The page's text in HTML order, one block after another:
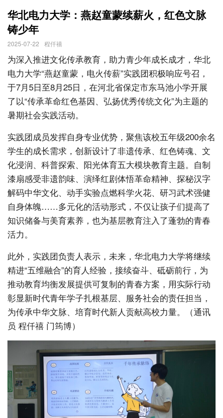
华北电力大学：燕赵童蒙续薪火，红色文脉
铸少年
2025-07-22 程仟禧
为深入推进文化传承教育，助力青少年成长成才，华北
电力大学“燕赵童蒙，电火传薪”实践团积极响应号召，
于7月5日至8月25日，在河北省保定市东马池小学开展
了以“传承革命红色基因、弘扬优秀传统文化”为主题的
暑期社会实践活动。
实践团成员发挥自身专业优势，聚焦该校五年级200余名
学生的成长需求，创新设计了非遗传承、红色铸魂、文
化浸润、科普探索、阳光体育五大模块教育主题。自制
漆扇感受非遗韵味、演绎红剧体悟革命精神、探秘汉字
解码中华文化、动手实验点燃科学火花、研习武术强健
自身体魄……多元化的活动形式，不仅让孩子们提高了
知识储备与美育素养，也为基层教育注入了蓬勃的青春
活力。
此外，实践团负责人表示，未来，华北电力大学将继续
精进“五维融合”的育人经验，接续奋斗、砥砺前行，为
推动教育均衡发展提供可复制的青春方案，用实际行动
彰显新时代青年学子扎根基层、服务社会的责任担当，
为传承中华文脉、培育时代新人贡献高校力量。（通讯
员 程仟禧 门筠博）